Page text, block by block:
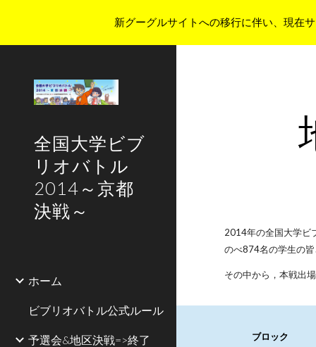
新グーグルサイトへの移行に伴い、現在
全国大学ビブ
リオバトル
2014～京都
決戦～
ホーム
ビブリオバトル公式ルール
予選会&地区決戦=>終了
2014年の全国大学ビ
のべ874名の学生の
その中から，本戦出
ブロック